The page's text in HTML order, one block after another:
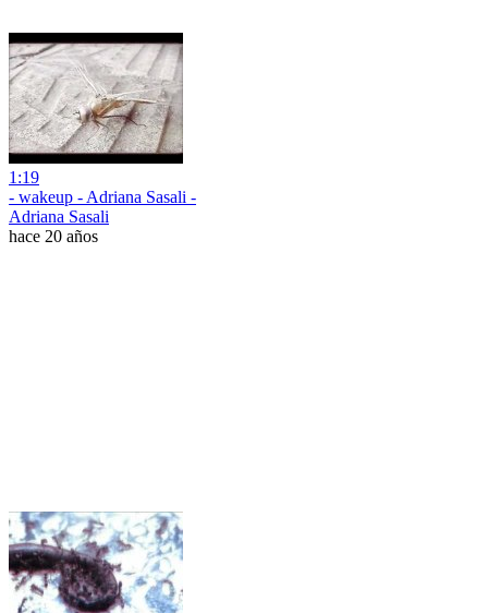
1:19
- wakeup - Adriana Sasali -
Adriana Sasali
hace 20 años